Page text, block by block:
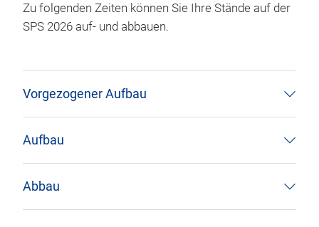
Zu folgenden Zeiten können Sie Ihre Stände auf der
SPS 2026 auf- und abbauen.
Vorgezogener Aufbau
Aufbau
Abbau